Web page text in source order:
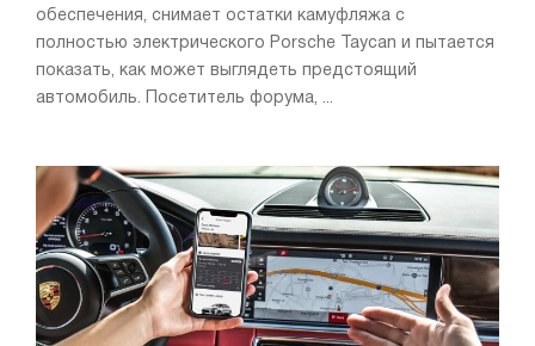
обеспечения, снимает остатки камуфляжа с
полностью электрического Porsche Taycan и пытается
показать, как может выглядеть предстоящий
автомобиль. Посетитель форума, ...